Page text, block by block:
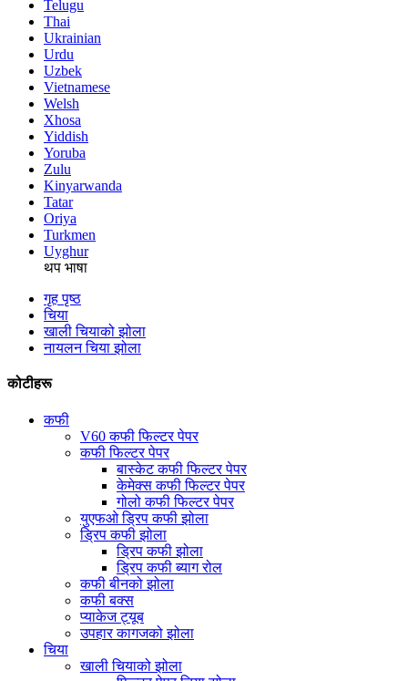
Telugu
Thai
Ukrainian
Urdu
Uzbek
Vietnamese
Welsh
Xhosa
Yiddish
Yoruba
Zulu
Kinyarwanda
Tatar
Oriya
Turkmen
Uyghur
थप भाषा
गृह पृष्ठ
चिया
खाली चियाको झोला
नायलन चिया झोला
कोटीहरू
कफी
V60 कफी फिल्टर पेपर
कफी फिल्टर पेपर
बास्केट कफी फिल्टर पेपर
केमेक्स कफी फिल्टर पेपर
गोलो कफी फिल्टर पेपर
युएफओ ड्रिप कफी झोला
ड्रिप कफी झोला
ड्रिप कफी झोला
ड्रिप कफी ब्याग रोल
कफी बीनको झोला
कफी बक्स
प्याकेज ट्यूब
उपहार कागजको झोला
चिया
खाली चियाको झोला